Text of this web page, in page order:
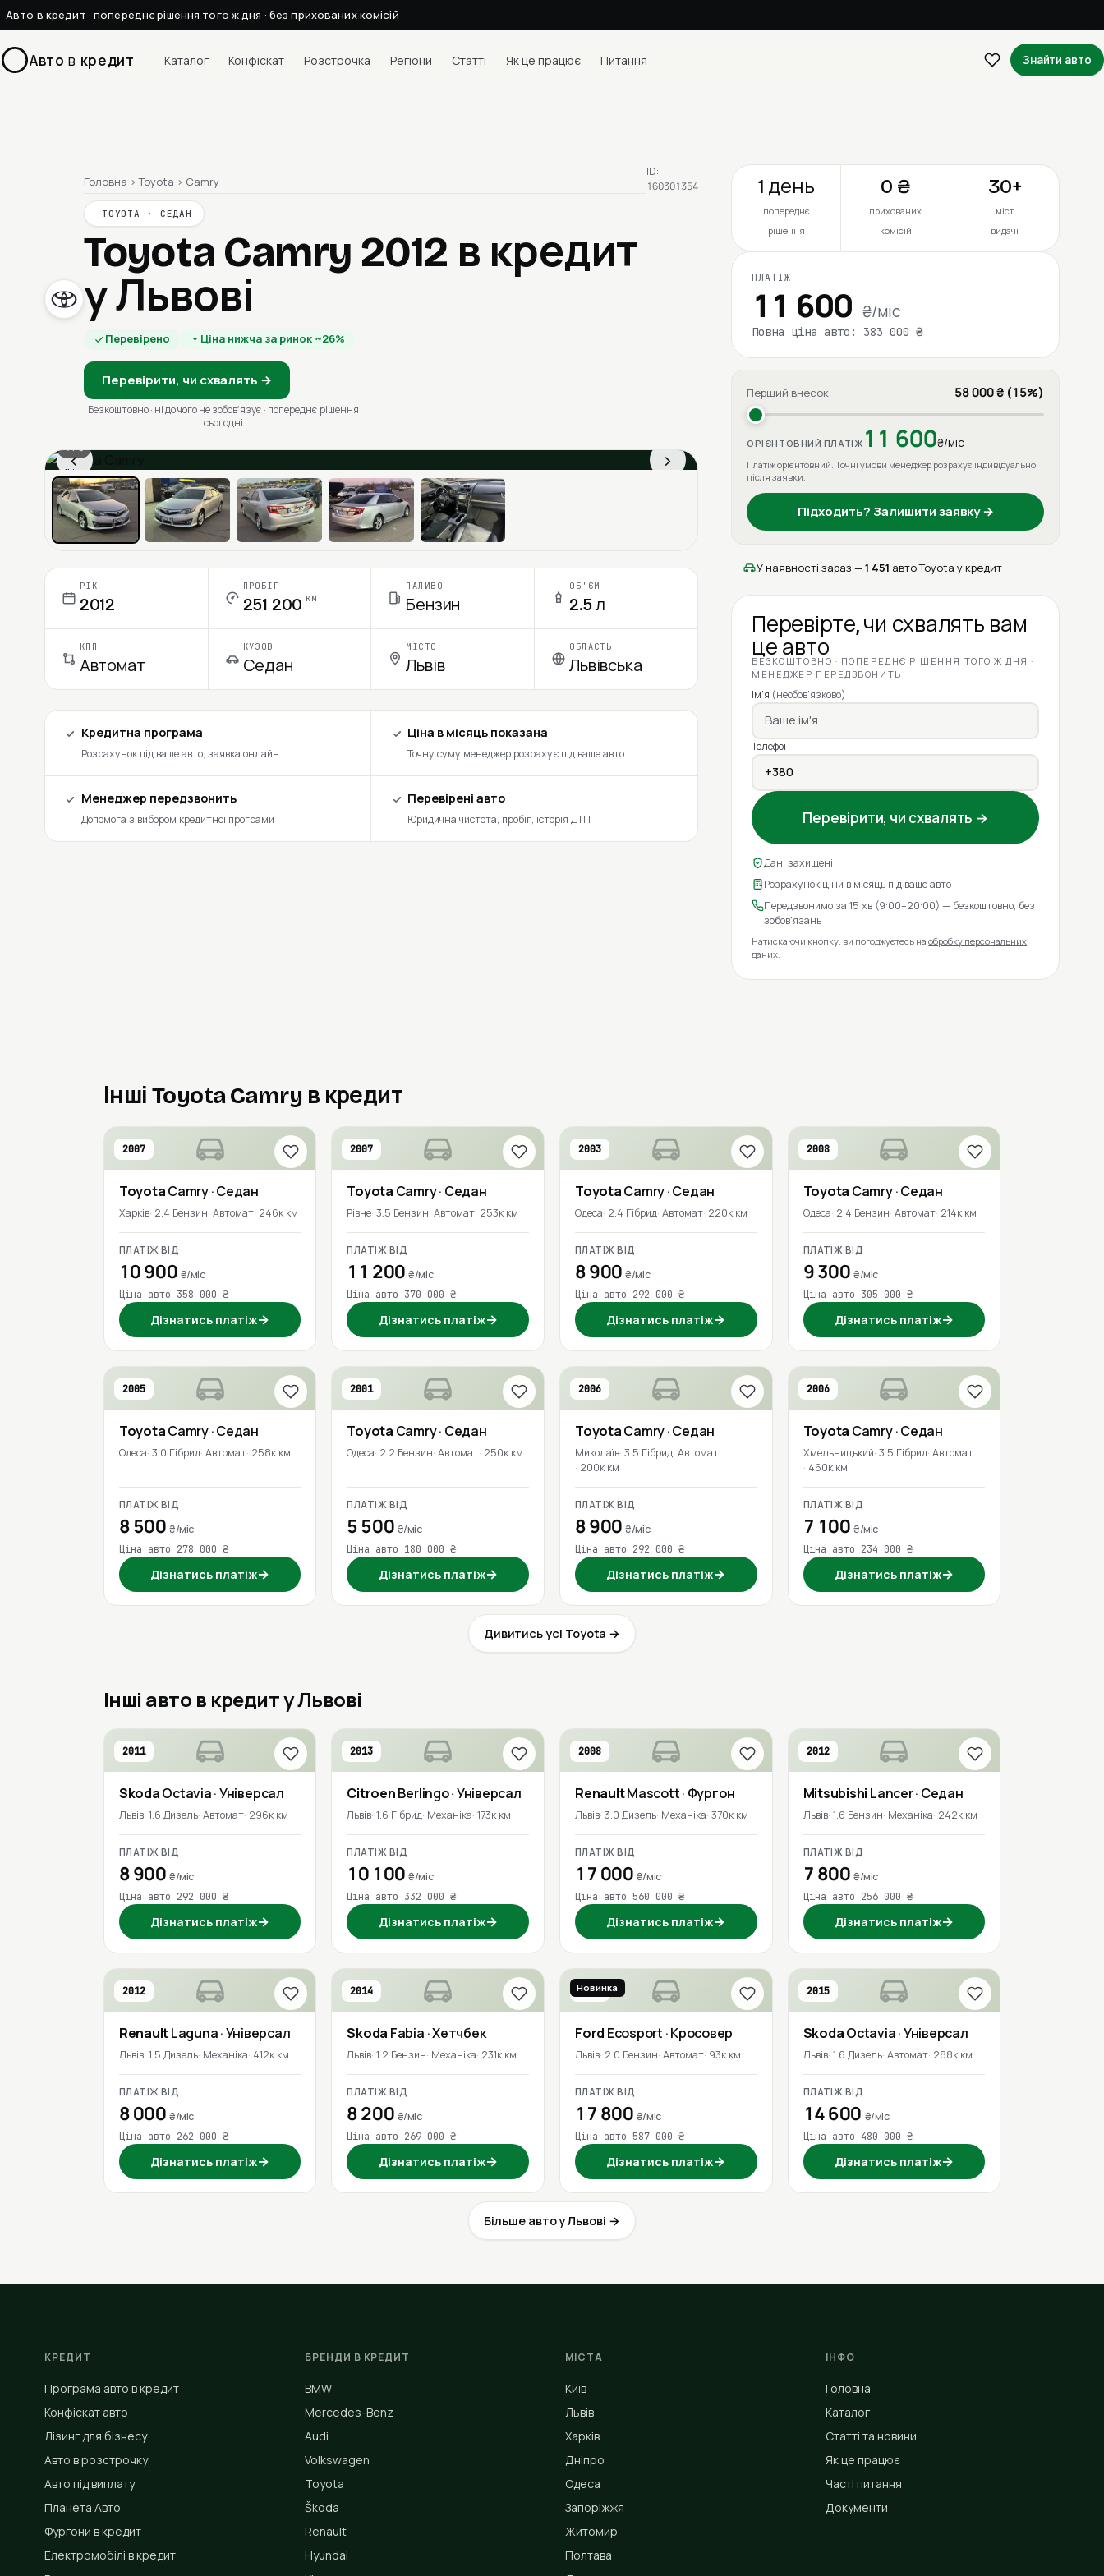
Авто в кредит · попереднє рішення того ж дня · без прихованих комісій
Авто в кредит Каталог Конфіскат Розстрочка Регіони Статті Як це працює Питання Знайти авто
Головна › Toyota › Camry
TOYOTA · СЕДАН
Toyota Camry 2012 в кредит
у Львові
Перевірено Ціна нижча за ринок ~26%
Перевірити, чи схвалять →
Безкоштовно · ні до чого не зобовʼязує · попереднє рішення
сьогодні
ID:
160301354
‹ ›
1 / 6
Ціна в місяць
РІК
2012
ПРОБІГ
251 200 км
ПАЛИВО
Бензин
ОБ'ЄМ
2.5 л
КПП
Автомат
КУЗОВ
Седан
МІСТО
Львів
ОБЛАСТЬ
Львівська
Кредитна програма
Розрахунок під ваше авто, заявка онлайн
Ціна в місяць показана
Точну суму менеджер розрахує під ваше авто
Менеджер передзвонить
Допомога з вибором кредитної програми
Перевірені авто
Юридична чистота, пробіг, історія ДТП
1 день
попереднє
рішення
0 ₴
прихованих
комісій
30+
міст
видачі
ПЛАТІЖ
11 600 ₴/міс
Повна ціна авто: 383 000 ₴
Перший внесок 58 000 ₴ (15%)
ОРІЄНТОВНИЙ ПЛАТІЖ 11 600₴/міс
Платіж орієнтовний. Точні умови менеджер розрахує індивідуально
після заявки.
Підходить? Залишити заявку →
У наявності зараз —1 451 авто Toyota у кредит
Перевірте, чи схвалять вам
це авто
БЕЗКОШТОВНО · ПОПЕРЕДНЄ РІШЕННЯ ТОГО Ж ДНЯ ·
МЕНЕДЖЕР ПЕРЕДЗВОНИТЬ
Ім'я (необов'язково)
Телефон
Перевірити, чи схвалять →
Дані захищені
Розрахунок ціни в місяць під ваше авто
Передзвонимо за 15 хв (9:00–20:00) — безкоштовно, без
зобов'язань
Натискаючи кнопку, ви погоджуєтесь наобробку персональних
даних
Інші Toyota Camry в кредит
2007
ToyotaCamry· Седан
Харків 2.4 Бензин Автомат 246к км
ПЛАТІЖ ВІД
10 900 ₴/міс
Ціна авто 358 000 ₴
Дізнатись платіж→
2007
Toyota Camry· Седан
Рівне 3.5 Бензин Автомат 253к км
ПЛАТІЖ ВІД
11 200₴/міс
Ціна авто 370 000 ₴
Дізнатись платіж→
2003
ToyotaCamry· Седан
Одеса 2.4 Гібрид Автомат 220к км
ПЛАТІЖ ВІД
8 900₴/міс
Ціна авто 292 000 ₴
Дізнатись платіж→
2008
Toyota Camry· Седан
Одеса 2.4 Бензин Автомат 214к км
ПЛАТІЖ ВІД
9 300 ₴/міс
Ціна авто 305 000 ₴
Дізнатись платіж→
2005
ToyotaCamry· Седан
Одеса 3.0 Гібрид Автомат 258к км
ПЛАТІЖ ВІД
8 500₴/міс
Ціна авто 278 000 ₴
Дізнатись платіж→
2001
Toyota Camry· Седан
Одеса 2.2 Бензин Автомат 250к км
ПЛАТІЖ ВІД
5 500 ₴/міс
Ціна авто 180 000 ₴
Дізнатись платіж→
2006
ToyotaCamry· Седан
Миколаїв 3.5 Гібрид Автомат
200к км
ПЛАТІЖ ВІД
8 900₴/міс
Ціна авто 292 000 ₴
Дізнатись платіж→
2006
Toyota Camry· Седан
Хмельницький 3.5 Гібрид Автомат
460к км
ПЛАТІЖ ВІД
7 100 ₴/міс
Ціна авто 234 000 ₴
Дізнатись платіж→
Дивитись усі Toyota →
Інші авто в кредит у Львові
2011
SkodaOctavia· Універсал
Львів 1.6 Дизель Автомат 296к км
ПЛАТІЖ ВІД
8 900₴/міс
Ціна авто 292 000 ₴
Дізнатись платіж→
2013
CitroenBerlingo· Універсал
Львів 1.6 Гібрид Механіка 173к км
ПЛАТІЖ ВІД
10 100₴/міс
Ціна авто 332 000 ₴
Дізнатись платіж→
2008
RenaultMascott· Фургон
Львів 3.0 Дизель Механіка 370к км
ПЛАТІЖ ВІД
17 000 ₴/міс
Ціна авто 560 000 ₴
Дізнатись платіж→
2012
Mitsubishi Lancer· Седан
Львів 1.6 Бензин Механіка 242к км
ПЛАТІЖ ВІД
7 800 ₴/міс
Ціна авто 256 000 ₴
Дізнатись платіж→
2012
RenaultLaguna· Універсал
Львів 1.5 Дизель Механіка 412к км
ПЛАТІЖ ВІД
8 000₴/міс
Ціна авто 262 000 ₴
Дізнатись платіж→
2014
Skoda Fabia · Хетчбек
Львів 1.2 Бензин Механіка 231к км
ПЛАТІЖ ВІД
8 200 ₴/міс
Ціна авто 269 000 ₴
Дізнатись платіж→
2021
Новинка
Ford Ecosport · Кросовер
Львів 2.0 Бензин Автомат 93к км
ПЛАТІЖ ВІД
17 800 ₴/міс
Ціна авто 587 000 ₴
Дізнатись платіж→
2015
SkodaOctavia· Універсал
Львів 1.6 Дизель Автомат 288к км
ПЛАТІЖ ВІД
14 600 ₴/міс
Ціна авто 480 000 ₴
Дізнатись платіж→
Більше авто у Львові →
КРЕДИТ
Програма авто в кредит
Конфіскат авто
Лізинг для бізнесу
Авто в розстрочку
Авто під виплату
Планета Авто
Фургони в кредит
Електромобілі в кредит
БРЕНДИ В КРЕДИТ
BMW
Mercedes-Benz
Audi
Volkswagen
Toyota
Škoda
Renault
Hyundai
МІСТА
Київ
Львів
Харків
Дніпро
Одеса
Запоріжжя
Житомир
Полтава
ІНФО
Головна
Каталог
Статті та новини
Як це працює
Часті питання
Документи